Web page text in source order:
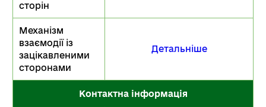
сторін
Механізм
взаємодії із
зацікавленими
сторонами
Детальніше
Контактна інформація